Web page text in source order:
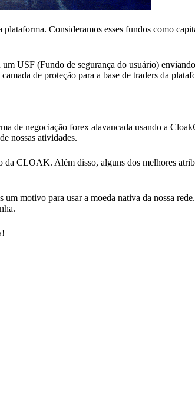
Consideramos esses fundos como
USF (Fundo de segurança do usuário)
de proteção para a base de traders da
de negociação forex alavancada usando a
nossas atividades.
CLOAK. Além disso, alguns dos melhores
motivo para usar a moeda nativa da nossa